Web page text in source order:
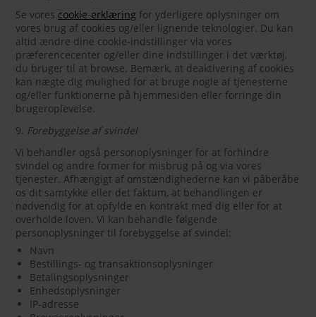
Se vores cookie-erklæring for yderligere oplysninger om
vores brug af cookies og/eller lignende teknologier. Du kan
altid ændre dine cookie-indstillinger via vores
præferencecenter og/eller dine indstillinger i det værktøj,
du bruger til at browse. Bemærk, at deaktivering af cookies
kan nægte dig mulighed for at bruge nogle af tjenesterne
og/eller funktionerne på hjemmesiden eller forringe din
brugeroplevelse.
9. Forebyggelse af svindel
Vi behandler også personoplysninger for at forhindre
svindel og andre former for misbrug på og via vores
tjenester. Afhængigt af omstændighederne kan vi påberåbe
os dit samtykke eller det faktum, at behandlingen er
nødvendig for at opfylde en kontrakt med dig eller for at
overholde loven. Vi kan behandle følgende
personoplysninger til forebyggelse af svindel:
Navn
Bestillings- og transaktionsoplysninger
Betalingsoplysninger
Enhedsoplysninger
IP-adresse